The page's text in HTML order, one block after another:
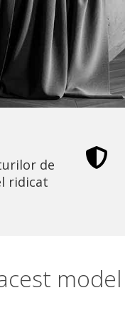
de
ridicat
model